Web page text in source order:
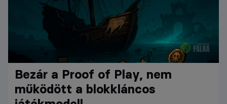
Bezár a Proof of Play, nem
működött a blokkláncos